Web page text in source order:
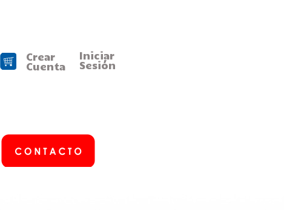
Iniciar
Sesión
Crear
Cuenta